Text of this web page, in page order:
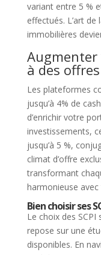
variant entre 5 %
effectués. L’art
immobilières
Augmenter
à des
Les plateformes
jusqu’à 4% de
d’enrichir votre
investissements,
jusqu’à 5 %,
climat d’offre
transformant
harmonieuse
Bien choisir ses
Le choix des
repose sur une
disponibles. En